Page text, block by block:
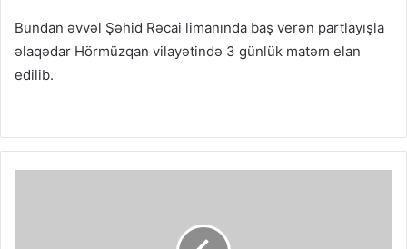
Bundan əvvəl Şəhid Rəcai limanında baş verən partlayışla
əlaqədar Hörmüzqan vilayətində 3 günlük matəm elan
edilib.